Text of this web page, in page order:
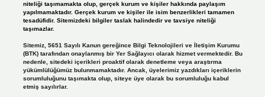
niteliği taşımamakta olup, gerçek kurum ve kişiler hakkında paylaşım
yapılmamaktadır. Gerçek kurum ve kişiler ile isim benzerlikleri tamamen
tesadüfidir. Sitemizdeki bilgiler taslak halindedir ve tavsiye niteliği
taşımazlar.
Sitemiz, 5651 Sayılı Kanun gereğince Bilgi Teknolojileri ve İletişim Kurumu
(BTK) tarafından onaylanmış bir Yer Sağlayıcı olarak hizmet vermektedir. Bu
nedenle, sitedeki içerikleri proaktif olarak denetleme veya araştırma
yükümlülüğümüz bulunmamaktadır. Ancak, üyelerimiz yazdıkları içeriklerin
sorumluluğunu taşımakta olup, siteye üye olarak bu sorumluluğu kabul
etmiş sayılırlar.